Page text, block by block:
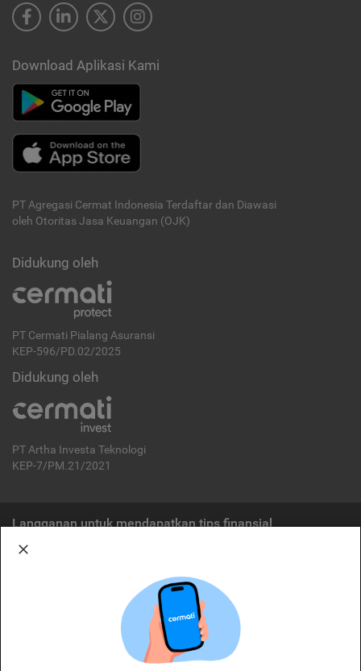
Download Aplikasi Kami
PT Agregasi Cermat Indonesia Terdaftar dan Diawasi
oleh Otoritas Jasa Keuangan (OJK)
Didukung oleh
PT Cermati Pialang Asuransi
KEP-596/PD.02/2025
Didukung oleh
PT Artha Investa Teknologi
KEP-7/PM.21/2021
Langganan untuk mendapatkan tips finansial
Cermati merupakan penyelenggara agregasi jasa keuangan yang terdaftar di
OJK. Oleh karena itu, produk dan/atau layanan jasa keuangan yang
ditawarkan bukan merupakan produk dan/atau layanan jasa keuangan yang
diterbitkan oleh Cermati dan Cermati tidak bertanggung jawab atas tuntutan